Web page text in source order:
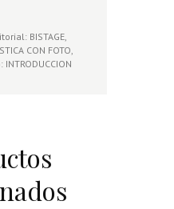
BISTAGE,
CON FOTO,